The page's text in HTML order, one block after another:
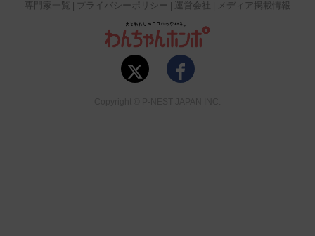
専門家一覧
プライバシーポリシー 運営会社 メディア掲載情報